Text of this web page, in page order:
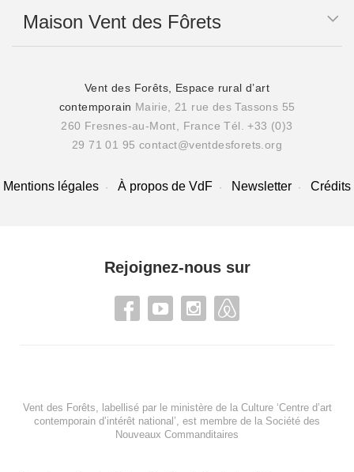
Maison Vent des Fôrets
Vent des Forêts, Espace rural d’art
contemporain Mairie, 21 rue des Tassons 55
260 Fresnes-au-Mont, France Tél. +33 (0)3
29 71 01 95 contact@ventdesforets.org
Mentions légales À propos de VdF Newsletter Crédits
Rejoignez-nous sur
Vent des Forêts, labellisé par le ministère de la Culture ‘Centre d’art
contemporain d’intérêt national’, est membre de la Société des
Nouveaux Commanditaires